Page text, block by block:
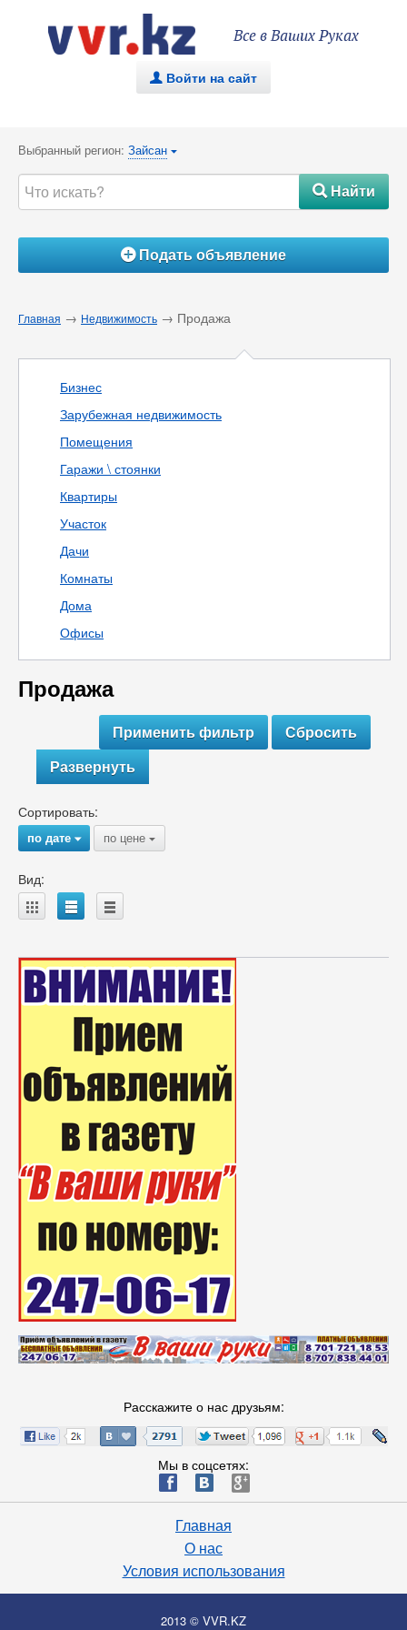
Все в Ваших Руках
. Войти на сайт
Выбранный регион: Зайсан {
#Найти
ÁПодать объявление
Главная → Недвижимость → Продажа
Бизнес
Зарубежная недвижимость
Помещения
Гаражи \ стоянки
Квартиры
Участок
Дачи
Комнаты
Дома
Офисы
Продажа
Развернуть
Сортировать:
по дате{ по цене {
Вид:
A B C
Расскажите о нас друзьям:
Мы в соцсетях:
ä æ è
Главная
О нас
Условия использования
2013 © VVR.KZ